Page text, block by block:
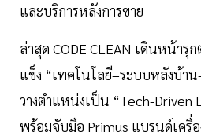
และบริการหลังการขาย
ล่าสุด CODE CLEAN เดินหน้ารุ
แข็ง “เทคโนโลยี–ระบบหลังบ้าน
วางตำแหน่งเป็น “Tech-Driven
พร้อมจับมือ Primus แบรนด์เครื่